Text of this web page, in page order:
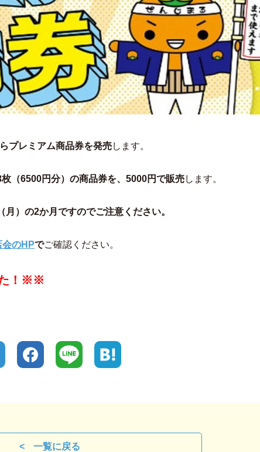
プレミアム商品券を発売します。
（6500円分）の商品券を、5000円で販売します。
）の2か月ですのでご注意ください。
会のHPでご確認ください。
た！※※
一覧に戻る